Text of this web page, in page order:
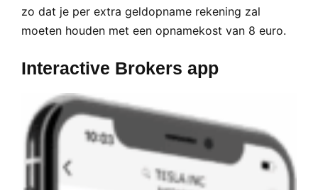
zo dat je per extra geldopname rekening zal
moeten houden met een opnamekost van 8 euro.
Interactive Brokers app